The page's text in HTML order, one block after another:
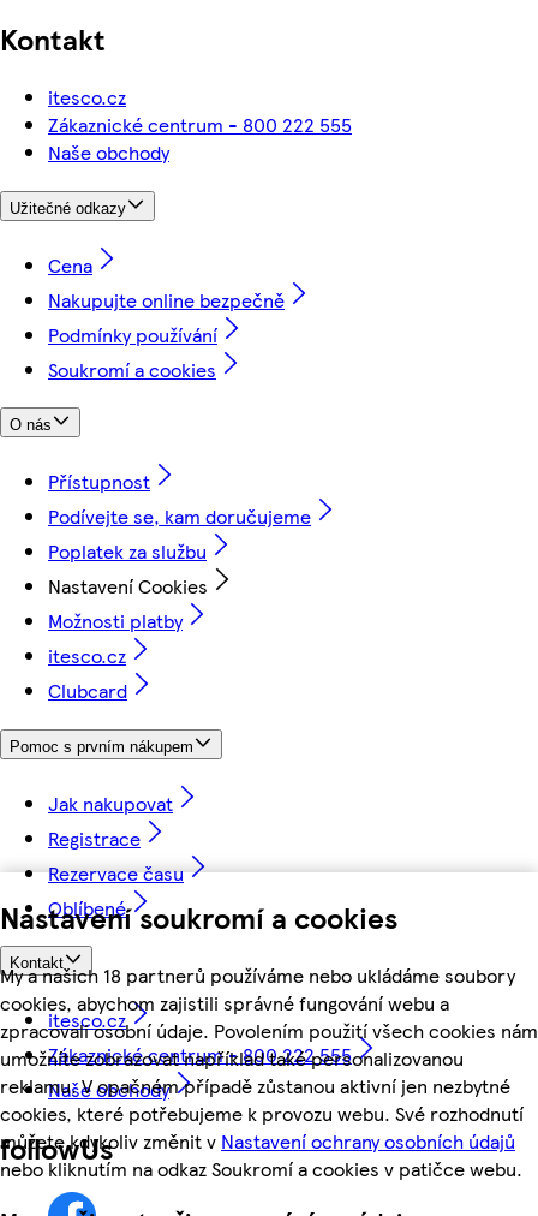
Nastavení soukromí a cookies
My a našich 18 partnerů používáme nebo ukládáme soubory
cookies, abychom zajistili správné fungování webu a
zpracovali osobní údaje. Povolením použití všech cookies nám
umožníte zobrazovat například také personalizovanou
reklamu. V opačném případě zůstanou aktivní jen nezbytné
cookies, které potřebujeme k provozu webu. Své rozhodnutí
můžete kdykoliv změnit v Nastavení ochrany osobních údajů
nebo kliknutím na odkaz Soukromí a cookies v patičce webu.
Kontakt
itesco.cz
Zákaznické centrum - 800 222 555
Naše obchody
Užitečné odkazy
Cena
Nakupujte online bezpečně
Podmínky používání
Soukromí a cookies
O nás
Přístupnost
Podívejte se, kam doručujeme
Poplatek za službu
Nastavení Cookies
Možnosti platby
itesco.cz
Clubcard
Pomoc s prvním nákupem
Jak nakupovat
Registrace
Rezervace času
Oblíbené
Kontakt
itesco.cz
Zákaznické centrum - 800 222 555
Naše obchody
followUs